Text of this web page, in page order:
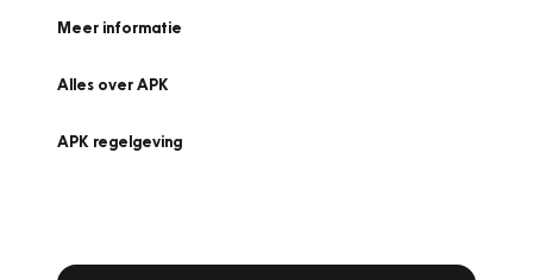
Meer informatie
Alles over APK
APK regelgeving